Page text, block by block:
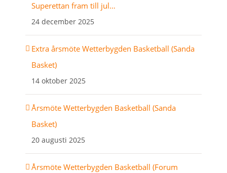
Superettan fram till jul…
24 december 2025
Extra årsmöte Wetterbygden Basketball (Sanda
Basket)
14 oktober 2025
Årsmöte Wetterbygden Basketball (Sanda
Basket)
20 augusti 2025
Årsmöte Wetterbygden Basketball (Forum